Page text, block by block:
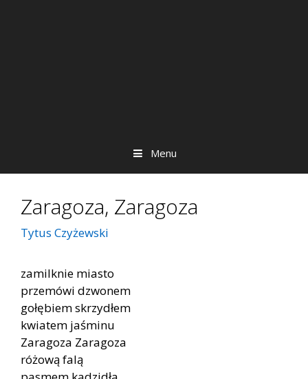
Menu
Zaragoza, Zaragoza
Tytus Czyżewski
zamilknie miasto
przemówi dzwonem
gołębiem skrzydłem
kwiatem jaśminu
Zaragoza Zaragoza
różową falą